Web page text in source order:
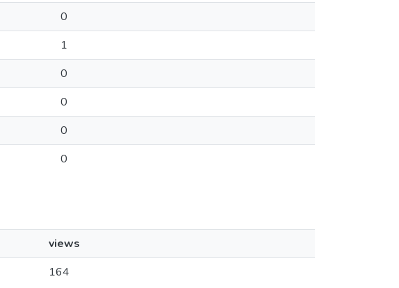
0
1
0
0
0
0
views
164